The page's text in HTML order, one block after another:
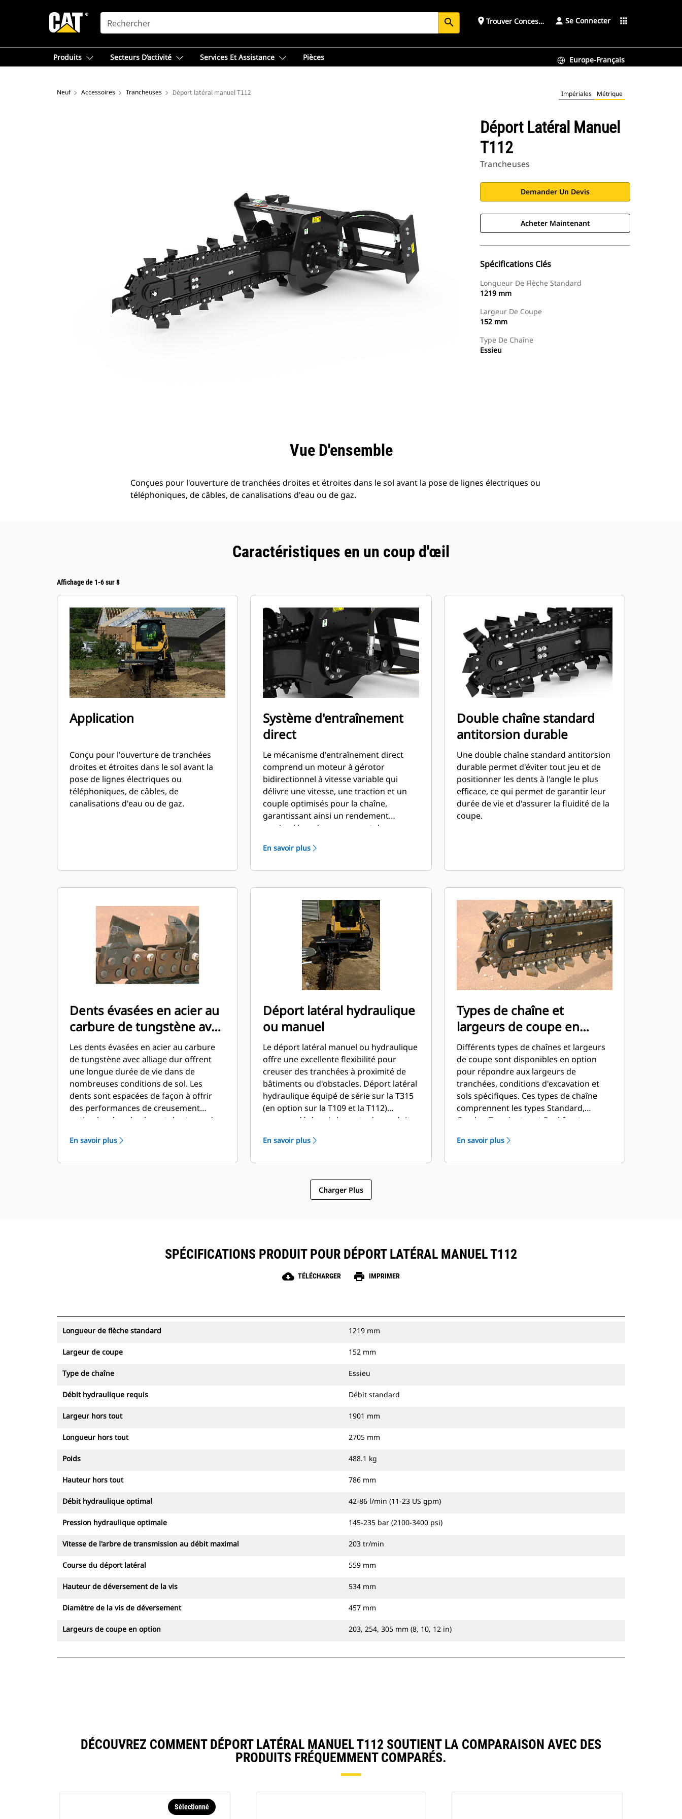
SEARCH search place Trouver ConcessionnaireSe Connecter apps
Produits Secteurs D’activité Services Et Assistance Pièces Europe-Français
Neuf Accessoires Trancheuses Déport latéral manuel T112 Impériales Métrique
Déport Latéral Manuel
T112
Trancheuses
Demander Un Devis
Acheter Maintenant
Spécifications Clés
Longueur De Flèche Standard
1219 mm
Largeur De Coupe
152 mm
Type De Chaîne
Essieu
Vue D'ensemble
Conçues pour l'ouverture de tranchées droites et étroites dans le sol avant la pose de lignes électriques ou
téléphoniques, de câbles, de canalisations d'eau ou de gaz.
Caractéristiques en un coup d'œil
Affichage de 1-6 sur 8
Application
Conçu pour l'ouverture de tranchées
droites et étroites dans le sol avant la
pose de lignes électriques ou
téléphoniques, de câbles, de
canalisations d'eau ou de gaz.
Système d'entraînement
direct
Le mécanisme d'entraînement direct
comprend un moteur à gérotor
bidirectionnel à vitesse variable qui
délivre une vitesse, une traction et un
couple optimisés pour la chaîne,
garantissant ainsi un rendement
maximal lors du creusement de
de sols.
En savoir plus
Double chaîne standard
antitorsion durable
Une double chaîne standard antitorsion
durable permet d'éviter tout jeu et de
positionner les dents à l'angle le plus
efficace, ce qui permet de garantir leur
durée de vie et d'assurer la fluidité de la
coupe.
Dents évasées en acier au
carbure de tungstène avec
alliage dur
Les dents évasées en acier au carbure
de tungstène avec alliage dur offrent
une longue durée de vie dans de
nombreuses conditions de sol. Les
dents sont espacées de façon à offrir
des performances de creusement
optimales dans la plupart des types de
En savoir plus
Déport latéral hydraulique
ou manuel
Le déport latéral manuel ou hydraulique
offre une excellente flexibilité pour
creuser des tranchées à proximité de
bâtiments ou d'obstacles. Déport latéral
hydraulique équipé de série sur la T315
(en option sur la T109 et la T112)
commandé depuis le poste de conduite
hydraulique auxiliaire à débit standard.
En savoir plus
Types de chaîne et
largeurs de coupe en
option
Différents types de chaînes et largeurs
de coupe sont disponibles en option
pour répondre aux largeurs de
tranchées, conditions d'excavation et
sols spécifiques. Ces types de chaîne
comprennent les types Standard,
Combo, Terminator et Rockfrost.
En savoir plus
Charger Plus
SPÉCIFICATIONS PRODUIT POUR DÉPORT LATÉRAL MANUEL T112
cloud_download TÉLÉCHARGER print IMPRIMER
Longueur de flèche standard 1219 mm
Largeur de coupe 152 mm
Type de chaîne Essieu
Débit hydraulique requis Débit standard
Largeur hors tout 1901 mm
Longueur hors tout 2705 mm
Poids 488.1 kg
Hauteur hors tout 786 mm
Débit hydraulique optimal 42-86 l/min (11-23 US gpm)
Pression hydraulique optimale 145-235 bar (2100-3400 psi)
Vitesse de l'arbre de transmission au débit maximal 203 tr/min
Course du déport latéral 559 mm
Hauteur de déversement de la vis 534 mm
Diamètre de la vis de déversement 457 mm
Largeurs de coupe en option 203, 254, 305 mm (8, 10, 12 in)
DÉCOUVREZ COMMENT DÉPORT LATÉRAL MANUEL T112 SOUTIENT LA COMPARAISON AVEC DES
PRODUITS FRÉQUEMMENT COMPARÉS.
Sélectionné